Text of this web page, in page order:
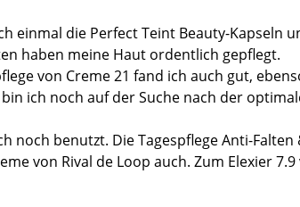
einmal die Perfect Teint Beauty-Kapseln
haben meine Haut ordentlich gepflegt.
von Creme 21 fand ich auch gut,
ich noch auf der Suche nach der
noch benutzt. Die Tagespflege Anti-
von Rival de Loop auch. Zum Elexier